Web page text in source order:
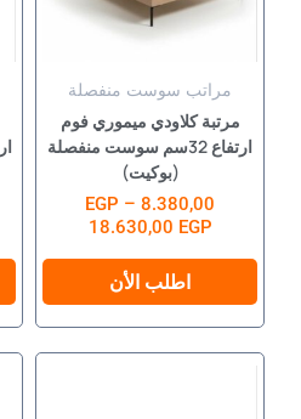
مراتب سوست منفصلة
مرتبة كلاودي ميموري فوم
ارتفاع 32سم سوست منفصلة
(بوكيت)
8.380,00
EGP –
18.630,00 EGP
اطلب الأن
لهذا
الخيارات
على
صفحة
المنتج